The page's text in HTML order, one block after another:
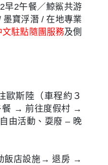
早2午餐／鯨鯊共游
墨寶浮潛 / 在地專業
文駐點隨團服務及側
歐斯陸（車程約３
→ 前往度假村 →
由活動、耍廢 – 晚
飯店設施→退房 →